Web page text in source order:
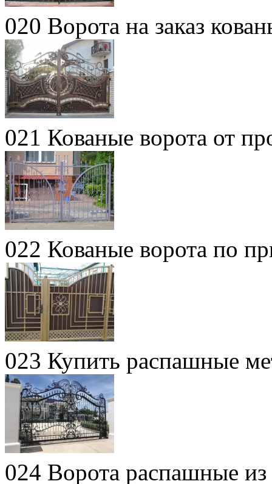
020 Ворота на заказ
021 Кованые ворота от
022 Кованые ворота по
023 Купить распашные
024 Ворота распашные из